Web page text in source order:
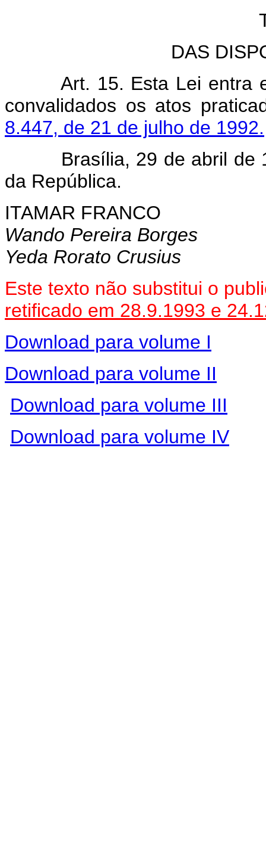
DAS
Art. 15. Esta Lei entra
convalidados os atos
8.447, de 21 de julho de 1992.
Brasília, 29 de abril de
da República.
ITAMAR FRANCO
Wando Pereira Borges
Yeda Rorato Crusius
Este texto não substitui o
retificado em 28.9.1993 e
Download para volume I
Download para volume II
Download para volume III
Download para volume IV